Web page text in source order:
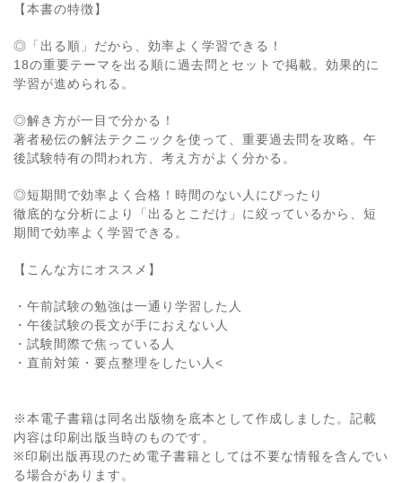
【本書の特徴】
◎「出る順」だから、効率よく学習できる！
18の重要テーマを出る順に過去問とセットで掲載。効果的に
学習が進められる。
◎解き方が一目で分かる！
著者秘伝の解法テクニックを使って、重要過去問を攻略。午
後試験特有の問われ方、考え方がよく分かる。
◎短期間で効率よく合格！時間のない人にぴったり
徹底的な分析により「出るとこだけ」に絞っているから、短
期間で効率よく学習できる。
【こんな方にオススメ】
・午前試験の勉強は一通り学習した人
・午後試験の長文が手におえない人
・試験間際で焦っている人
・直前対策・要点整理をしたい人<
※本電子書籍は同名出版物を底本として作成しました。記載
内容は印刷出版当時のものです。
※印刷出版再現のため電子書籍としては不要な情報を含んでい
る場合があります。